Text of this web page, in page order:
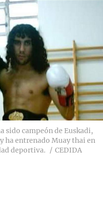
sido campeón de Euskadi,
ha entrenado Muay thai en
deportiva.
CEDIDA